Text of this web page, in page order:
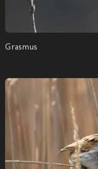
Grasmus